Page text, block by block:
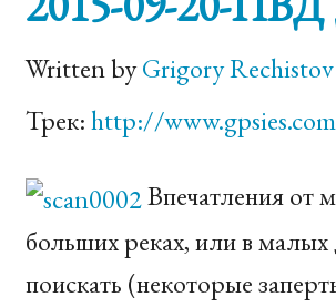
Written byGrigory Rechistov
Трек:http://
Впечатления от
больших реках, или в малых
поискать (некоторые